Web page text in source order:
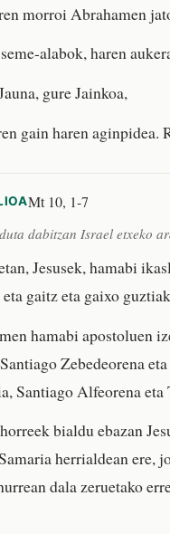
morroi Abrahamen
alabok, haren
gure Jainkoa,
gain haren aginpidea.
Mt 10, 1-7
dabitzan Israel etxeko
Jesusek, hamabi
gaitz eta gaixo
hamabi apostoluen
Zebedeorena
Santiago Alfeorena eta
bialdu ebazan
herrialdean ere,
dala zeruetako